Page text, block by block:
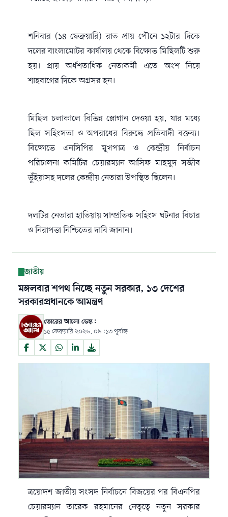
শনিবার (১৪ ফেব্রুয়ারি) রাত প্রায় পৌনে ১২টার দিকে
দলের বাংলামোটর কার্যালয় থেকে বিক্ষোভ মিছিলটি শুরু
হয়। প্রায় অর্ধশতাধিক নেতাকর্মী এতে অংশ নিয়ে
শাহবাগের দিকে অগ্রসর হন।
মিছিল চলাকালে বিভিন্ন স্লোগান দেওয়া হয়, যার মধ্যে
ছিল সহিংসতা ও অপরাধের বিরুদ্ধে প্রতিবাদী বক্তব্য।
বিক্ষোভে এনসিপির মুখপাত্র ও কেন্দ্রীয় নির্বাচন
পরিচালনা কমিটির চেয়ারম্যান আসিফ মাহমুদ সজীব
ভুঁইয়াসহ দলের কেন্দ্রীয় নেতারা উপস্থিত ছিলেন।
দলটির নেতারা হাতিয়ায় সাম্প্রতিক সহিংস ঘটনার বিচার
ও নিরাপত্তা নিশ্চিতের দাবি জানান।
জাতীয়
মঙ্গলবার শপথ নিচ্ছে নতুন সরকার, ১৩ দেশের
সরকারপ্রধানকে আমন্ত্রণ
ভোরের আলো ডেস্ক:
১৫ ফেব্রুয়ারি ২০২৬, ০৯:১৩ পূর্বাহ্ন
ত্রয়োদশ জাতীয় সংসদ নির্বাচনে বিজয়ের পর বিএনপির
চেয়ারম্যান তারেক রহমানের নেতৃত্বে নতুন সরকার